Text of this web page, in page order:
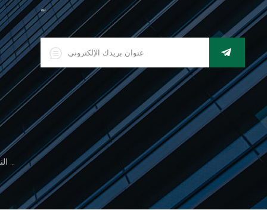
500 جرام مقياس النخيل الإلكتروني للوزن المجوهرات
به.